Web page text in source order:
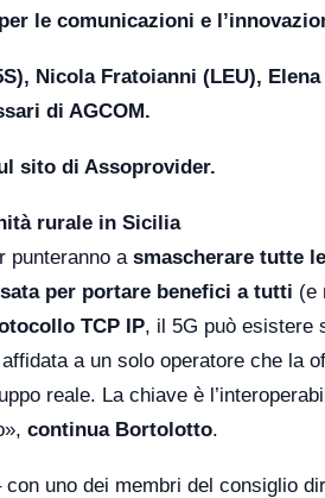
le comunicazioni e
Nicola Fratoianni (LEU),
di AGCOM.
sito di Assoprovider.
rurale in Sicilia
punteranno a smascherare tutte
per portare benefici a tutti (e
TCP IP, il 5G può esistere
a un solo operatore che la
reale. La chiave è
continua Bortolotto.
uno dei membri del consiglio